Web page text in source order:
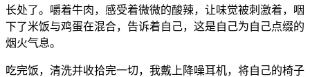
长处了。嚼着牛肉，感受着微微的酸辣，让味觉被刺激着，咽
下了米饭与鸡蛋在混合，告诉着自己，这是自己为自己点缀的
烟火气息。
吃完饭，清洗并收拾完一切，我戴上降噪耳机，将自己的椅子